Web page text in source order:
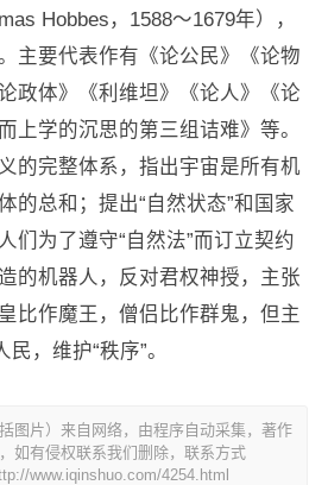
Hobbes，1588～1679年），
主要代表作有《论公民》《论物
政体》《利维坦》《论人》《论
上学的沉思的第三组诘难》等。
的完整体系，指出宇宙是所有机
的总和；提出“自然状态”和国家
们为了遵守“自然法”而订立契约
的机器人，反对君权神授，主张
比作魔王，僧侣比作群鬼，但主
，维护“秩序”。
图片）来自网络，由程序自动采集，著作
如有侵权联系我们删除，联系方式
www.iqinshuo.com/4254.html